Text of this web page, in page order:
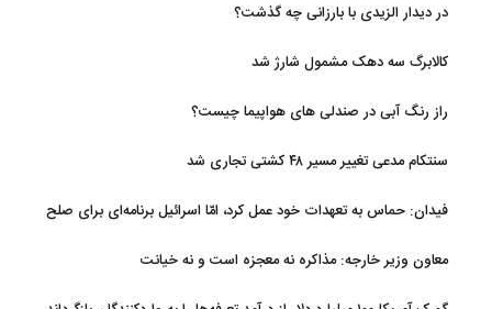
در دیدار الزیدی با بارزانی چه گذشت؟
کالابرگ سه دهک مشمول شارژ شد
راز رنگ آبی در صندلی های هواپیما چیست؟
سنتکام مدعی تغییر مسیر ۴۸ کشتی تجاری شد
فیدان: حماس به تعهدات خود عمل کرد، امّا اسرائیل برنامه‌ای برای صلح
معاون وزیر خارجه: مذاکره نه معجزه است و نه خیانت